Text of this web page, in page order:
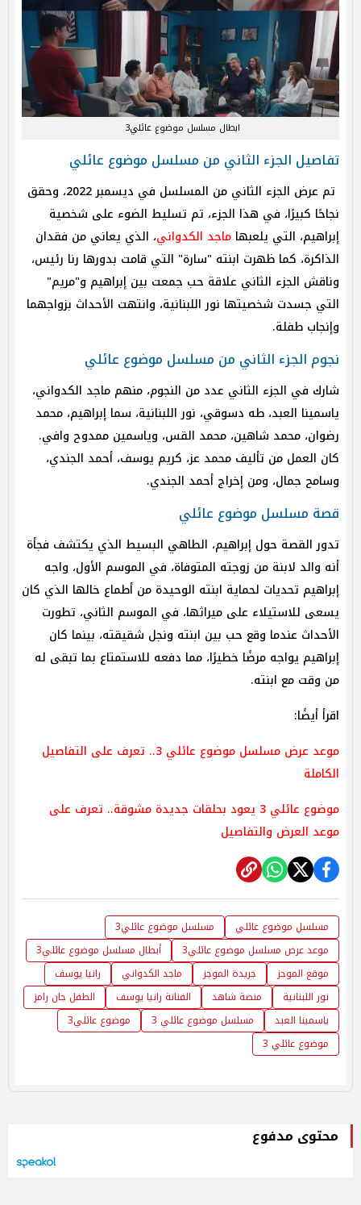
ابطال مسلسل موضوع عائلي3
تفاصيل الجزء الثاني من مسلسل موضوع عائلي
تم عرض الجزء الثاني من المسلسل في ديسمبر 2022، وحقق
نجاحًا كبيرًا، في هذا الجزء، تم تسليط الضوء على شخصية
إبراهيم، التي يلعبها ماجد الكدواني، الذي يعاني من فقدان
الذاكرة، كما ظهرت ابنته "سارة" التي قامت بدورها رنا رئيس،
وناقش الجزء الثاني علاقة حب جمعت بين إبراهيم و"مريم"
التي جسدت شخصيتها نور اللبنانية، وانتهت الأحداث بزواجهما
وإنجاب طفلة.
نجوم الجزء الثاني من مسلسل موضوع عائلي
شارك في الجزء الثاني عدد من النجوم، منهم ماجد الكدواني،
ياسمينا العبد، طه دسوقي، نور اللبنانية، سما إبراهيم، محمد
رضوان، محمد شاهين، محمد القس، وياسمين ممدوح وافي.
كان العمل من تأليف محمد عز، كريم يوسف، أحمد الجندي،
وسامح جمال، ومن إخراج أحمد الجندي.
قصة مسلسل موضوع عائلي
تدور القصة حول إبراهيم، الطاهي البسيط الذي يكتشف فجأة
أنه والد لابنة من زوجته المتوفاة، في الموسم الأول، واجه
إبراهيم تحديات لحماية ابنته الوحيدة من أطماع خالها الذي كان
يسعى للاستيلاء على ميراثها، في الموسم الثاني، تطورت
الأحداث عندما وقع حب بين ابنته ونجل شقيقته، بينما كان
إبراهيم يواجه مرضًا خطيرًا، مما دفعه للاستمتاع بما تبقى له
من وقت مع ابنته.
اقرأ أيضًا:
موعد عرض مسلسل موضوع عائلي 3.. تعرف على التفاصيل
الكاملة
موضوع عائلي 3 يعود بحلقات جديدة مشوقة.. تعرف على
موعد العرض والتفاصيل
مسلسل موضوع عائلي
مسلسل موضوع عائلي3
موعد عرض مسلسل موضوع عائلي3
أبطال مسلسل موضوع عائلي3
موقع الموجز
جريدة الموجز ماجد الكدواني
رانيا يوسف
نور اللبنانية
منصة شاهد الفنانة رانيا يوسف
الطفل جان رامز
ياسمينا العبد
مسلسل موضوع عائلي 3
موضوع عائلي3
موضوع عائلي 3
محتوى مدفوع